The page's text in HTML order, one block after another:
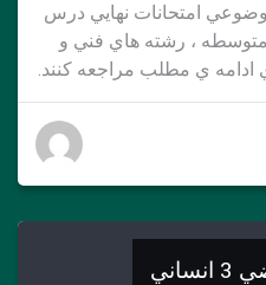
امتحانات نهايي درس
، رشته هاي فني و
ادامه ي مطلب مراجعه كنند.